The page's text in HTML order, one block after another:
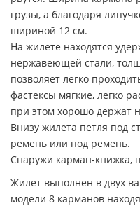
грузы, а благодаря
шириной 12 см.
На жилете находятся
нержавеющей стали,
позволяет легко
фастексы мягкие, легко
при этом хорошо держат
Внизу жилета петля под
ремень или под ремень.
Снаружи карман-книжка,
Жилет выполнен в двух
модели 8 карманов